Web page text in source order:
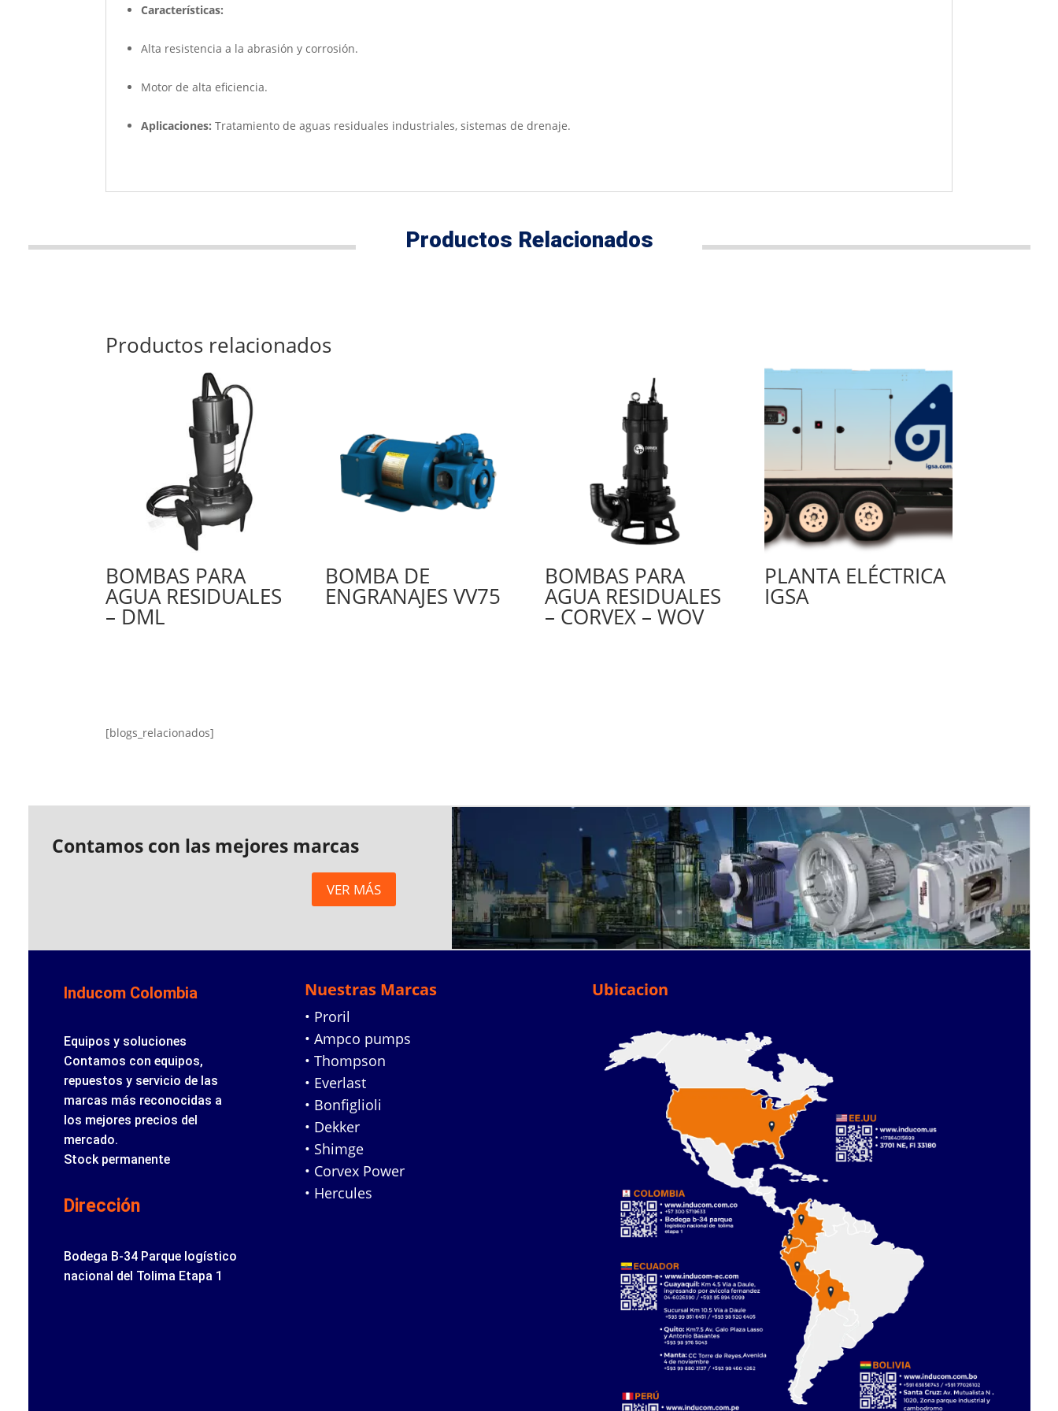
Características:
Alta resistencia a la abrasión y corrosión.
Motor de alta eficiencia.
Aplicaciones: Tratamiento de aguas residuales industriales, sistemas de drenaje.
Productos Relacionados
Productos relacionados
BOMBAS PARA
AGUA RESIDUALES
– DML
BOMBA DE
ENGRANAJES VV75
BOMBAS PARA
AGUA RESIDUALES
– CORVEX – WOV
PLANTA ELÉCTRICA
IGSA
[blogs_relacionados]
Contamos con las mejores marcas
VER MÁS
Inducom Colombia
Equipos y soluciones
Contamos con equipos,
repuestos y servicio de las
marcas más reconocidas a
los mejores precios del
mercado.
Stock permanente
Dirección
Bodega B-34 Parque logístico
nacional del Tolima Etapa 1
Nuestras Marcas
• Proril
• Ampco pumps
• Thompson
• Everlast
• Bonfiglioli
• Dekker
• Shimge
• Corvex Power
• Hercules
Ubicacion